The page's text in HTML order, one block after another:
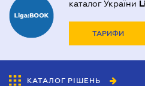
каталог України
ТАРИФИ
КАТАЛОГ РІШЕНЬ